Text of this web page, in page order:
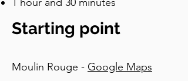
scripts and inscribed them onto six
tiles, arranged across forty square
splashes between the words? They
represent pieces of a broken heart,
Starting point
Moulin Rouge - Google Maps